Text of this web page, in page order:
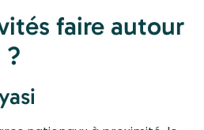
faire autour
?